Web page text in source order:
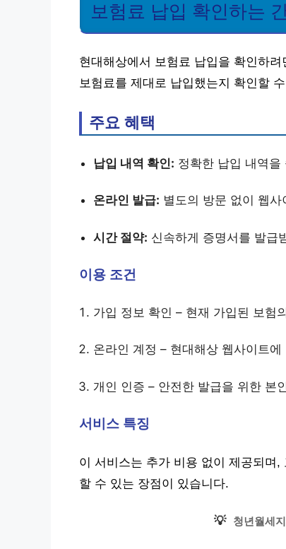
보험료 납입 확인하는
현대해상에서 보험료 납입을 확인하
보험료를 제대로 납입했는지 확인할
주요 혜택
납입 내역 확인: 정확한 납입 내역
온라인 발급: 별도의 방문 없이 웹
시간 절약: 신속하게 증명서를 발급
이용 조건
가입 정보 확인 – 현재 가입된 보험
온라인 계정 – 현대해상 웹사이트
개인 인증 – 안전한 발급을 위한 본
서비스 특징
이 서비스는 추가 비용 없이 제공되며
할 수 있는 장점이 있습니다.
💡 청년월세